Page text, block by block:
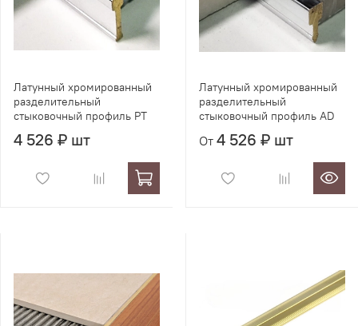
Латунный хромированный
разделительный
стыковочный профиль PT
4 526 ₽ шт
Латунный хромированный
разделительный
стыковочный профиль AD
От 4 526 ₽ шт